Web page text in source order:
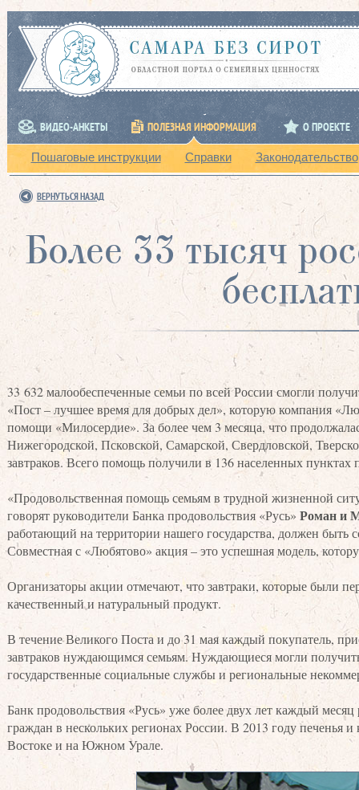
ВИДЕО-АНКЕТЫ ПОЛЕЗНАЯ ИНФОРМАЦИЯ
Пошаговые инструкции Справки Законодательство
О ПРОЕКТЕ
ВЕРНУТЬСЯ НАЗАД
Более 33 тысяч
33 632 малообеспеченные семьи по всей России смогли
«Пост – лучшее время для добрых дел», которую компания
помощи «Милосердие». За более чем 3 месяца, что
Нижегородской, Псковской, Самарской, Свердловской,
завтраков. Всего помощь получили в 136 населенных пунктах
«Продовольственная помощь семьям в трудной жизненной
говорят руководители Банка продовольствия «Русь» Роман и
работающий на территории нашего государства, должен
Совместная с «Любятово» акция – это успешная модель,
Организаторы акции отмечают, что завтраки, которые были
качественный и натуральный продукт.
В течение Великого Поста и до 31 мая каждый покупатель,
завтраков нуждающимся семьям. Нуждающиеся могли
государственные социальные службы и региональные
Банк продовольствия «Русь» уже более двух лет каждый
граждан в нескольких регионах России. В 2013 году печенья
Востоке и на Южном Урале.